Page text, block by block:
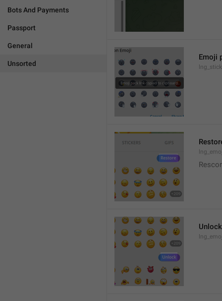
Bots And Payments
Passport
General
Unsorted
Emoji
Unlock